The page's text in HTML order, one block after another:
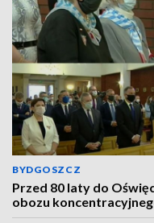
BYDGOSZCZ
Przed 80 laty do
obozu